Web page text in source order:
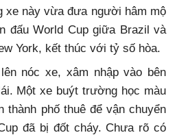
xe này vừa đưa người hâm mộ
đấu World Cup giữa Brazil và
York, kết thúc với tỷ số hòa.
nóc xe, xâm nhập vào bên
Một xe buýt trường học màu
thành phố thuê để vận chuyển
đã bị đốt cháy. Chưa rõ có